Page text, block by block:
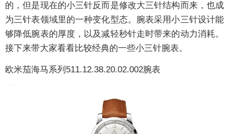
的，但是现在的小三针反而是修改大三针结构而来，也成
为三针表领域里的一种变化型态。腕表采用小三针设计能
够降低腕表的厚度，以及减轻秒针走时带来的动力消耗。
接下来带大家看看比较经典的一些小三针腕表。
欧米茄海马系列511.12.38.20.02.002腕表